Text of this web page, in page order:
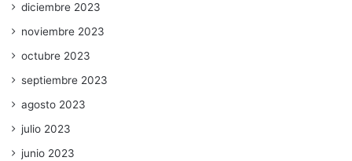
diciembre 2023
noviembre 2023
octubre 2023
septiembre 2023
agosto 2023
julio 2023
junio 2023